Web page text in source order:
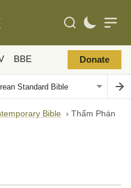
BBE Donate
Bible › Thẩm Phán